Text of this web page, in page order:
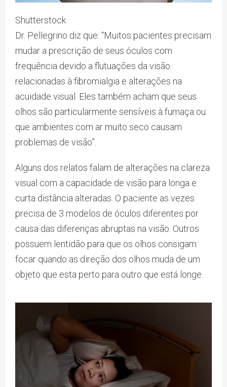
Shutterstock
Dr. Pellegrino diz que: “Muitos pacientes precisam
mudar a prescrição de seus óculos com
frequência devido a flutuações da visão
relacionadas à fibromialgia e alterações na
acuidade visual. Eles também acham que seus
olhos são particularmente sensíveis à fumaça ou
que ambientes com ar muito seco causam
problemas de visão”.
Alguns dos relatos falam de alterações na clareza
visual com a capacidade de visão para longa e
curta distância alteradas. O paciente as vezes
precisa de 3 modelos de óculos diferentes por
causa das diferenças abruptas na visão. Outros
possuem lentidão para que os olhos consigam
focar quando as direção dos olhos muda de um
objeto que esta perto para outro que está longe.